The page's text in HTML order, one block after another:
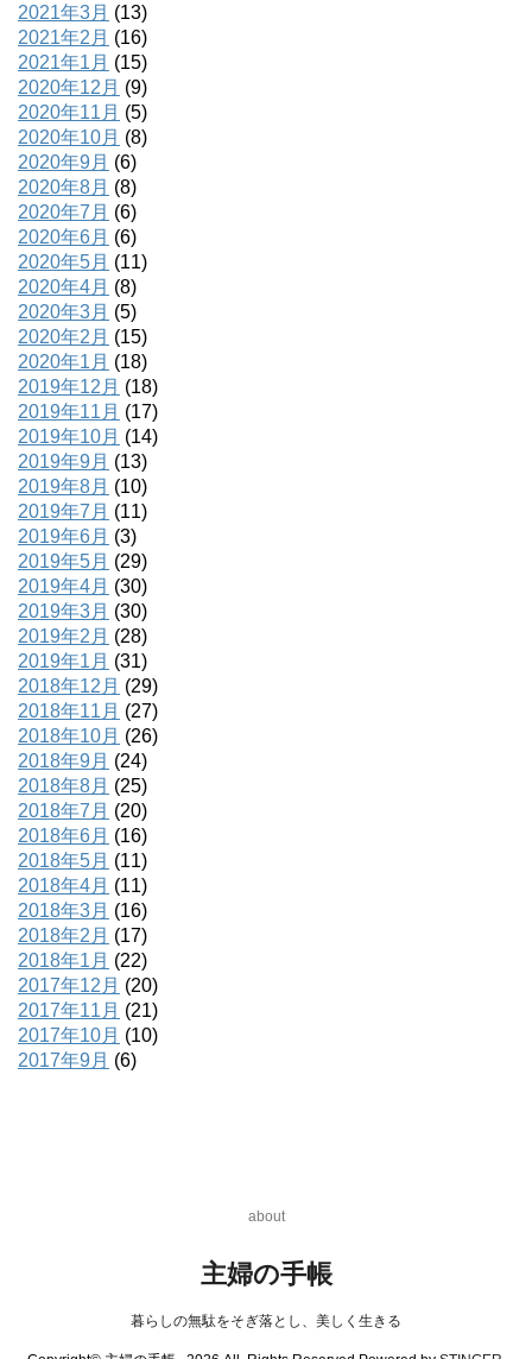
2021年3月 (13)
2021年2月 (16)
2021年1月 (15)
2020年12月 (9)
2020年11月 (5)
2020年10月 (8)
2020年9月 (6)
2020年8月 (8)
2020年7月 (6)
2020年6月 (6)
2020年5月 (11)
2020年4月 (8)
2020年3月 (5)
2020年2月 (15)
2020年1月 (18)
2019年12月 (18)
2019年11月 (17)
2019年10月 (14)
2019年9月 (13)
2019年8月 (10)
2019年7月 (11)
2019年6月 (3)
2019年5月 (29)
2019年4月 (30)
2019年3月 (30)
2019年2月 (28)
2019年1月 (31)
2018年12月 (29)
2018年11月 (27)
2018年10月 (26)
2018年9月 (24)
2018年8月 (25)
2018年7月 (20)
2018年6月 (16)
2018年5月 (11)
2018年4月 (11)
2018年3月 (16)
2018年2月 (17)
2018年1月 (22)
2017年12月 (20)
2017年11月 (21)
2017年10月 (10)
2017年9月 (6)
about
主婦の手帳
暮らしの無駄をそぎ落とし、美しく生きる